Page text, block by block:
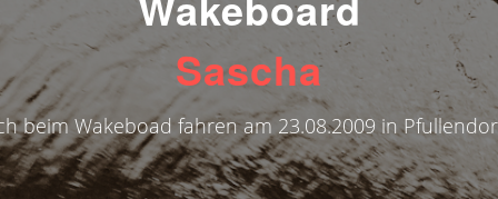
Sascha
beim Wakeboad fahren am 23.08.2009 in